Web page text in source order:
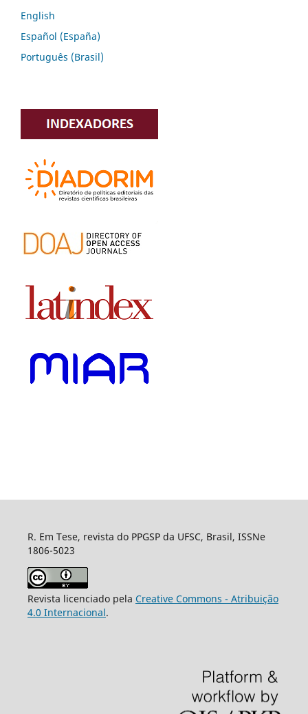
English
Español (España)
Português (Brasil)
R. Em Tese, revista do PPGSP da UFSC, Brasil, ISSNe
1806-5023
Revista licenciado pela Creative Commons - Atribuição
4.0 Internacional.